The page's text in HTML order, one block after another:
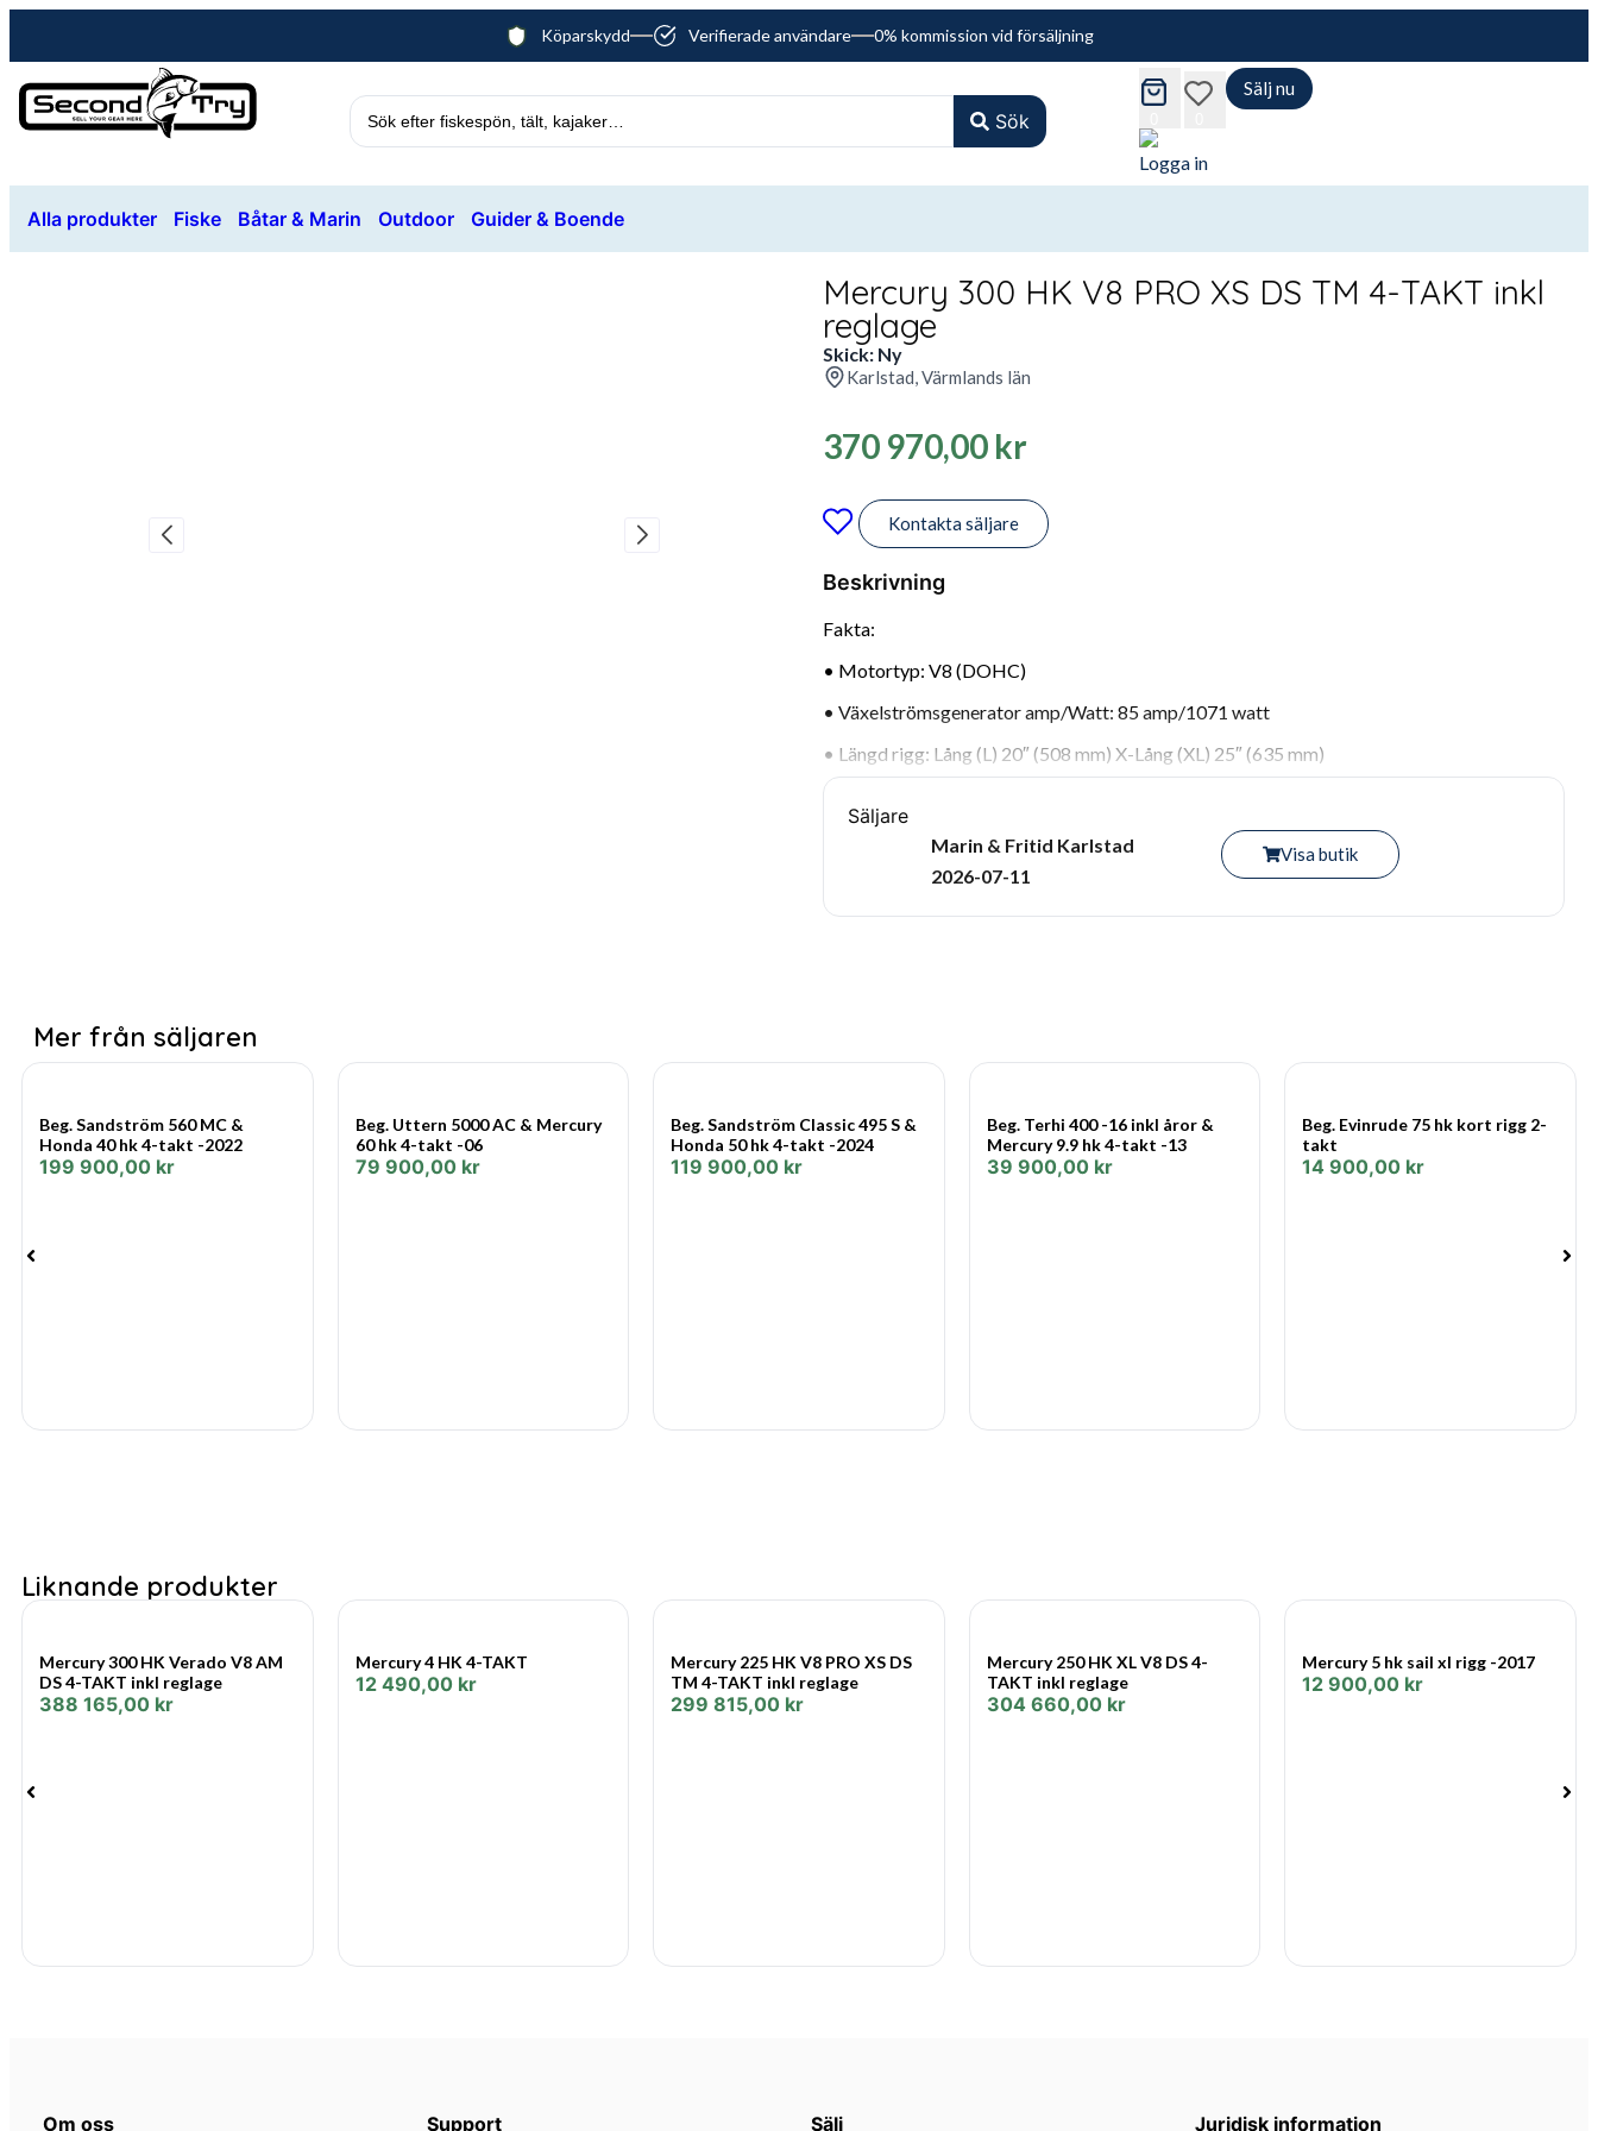
Köparskydd Verifierade användare 0% kommission vid försäljning
Sök
Logga in
Sälj nu
Alla produkter Fiske Båtar & Marin Outdoor Guider & Boende
Mercury 300 HK V8 PRO XS DS TM 4-TAKT inkl
reglage
Skick: Ny
Karlstad, Värmlands län
370 970,00 kr
Kontakta säljare
Beskrivning
Fakta:
• Motortyp: V8 (DOHC)
• Växelströmsgenerator amp/Watt: 85 amp/1071 watt
• Längd rigg: Lång (L) 20″ (508 mm) X-Lång (XL) 25″ (635 mm)
• Hästkrafter: 300
• Max RPM: 5600-6200
• Utväxling: 1.75.1
• Trimsystem: Power trim & tilt
• Styrning: Hydraulisk/Big Tiller
och motorbåtare som helt enkelt vill ha fart och acceleration. Exklusiva komponenter
utväxlingsförhållande på 1,75:1 och en robust 1,25-tums kardanaxel designad för semi-
surfacing höghastighetsapplikationer.
ikon med cirkulära pilar
Adaptiv farthållare (ASC)
Transient Spark Technology justerar elektroniskt tändningstiden för motorn efter behov.
Säljare
Marin & Fritid Karlstad
2026-07-11
Visa butik
Mer från säljaren
Beg. Sandström 560 MC &
Honda 40 hk 4-takt -2022
199 900,00 kr
Beg. Uttern 5000 AC & Mercury
60 hk 4-takt -06
79 900,00 kr
Beg. Sandström Classic 495 S &
Honda 50 hk 4-takt -2024
119 900,00 kr
Beg. Terhi 400 -16 inkl åror &
Mercury 9.9 hk 4-takt -13
39 900,00 kr
Beg. Evinrude 75 hk kort rigg 2-
takt
14 900,00 kr
Liknande produkter
Mercury 300 HK Verado V8 AM
DS 4-TAKT inkl reglage
388 165,00 kr
Mercury 4 HK 4-TAKT
12 490,00 kr
Mercury 225 HK V8 PRO XS DS
TM 4-TAKT inkl reglage
299 815,00 kr
Mercury 250 HK XL V8 DS 4-
TAKT inkl reglage
304 660,00 kr
Mercury 5 hk sail xl rigg -2017
12 900,00 kr
Om oss Support Sälj Juridisk information